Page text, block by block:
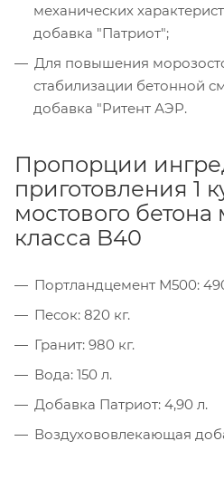
механических
добавка "Патриот";
Для повышения
стабилизации бетонной
добавка "Ритент АЭР.
Пропорции
приготовления 1
мостового
класса B40
Портландцемент М500:
Песок: 820 кг.
Гранит: 980 кг.
Вода: 150 л.
Добавка Патриот: 4,90 л.
Воздухововлекающая